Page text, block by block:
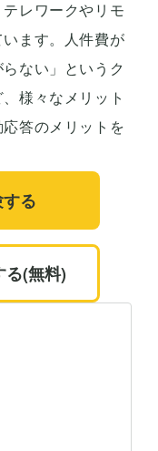
レワークやリモ
ます。人件費が
ない」というク
様々なメリット
答のメリットを
る
る(無料)